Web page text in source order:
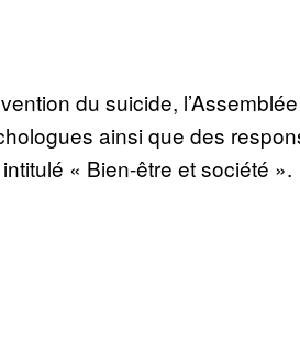
du suicide,
ainsi que des
« Bien-être et société ».